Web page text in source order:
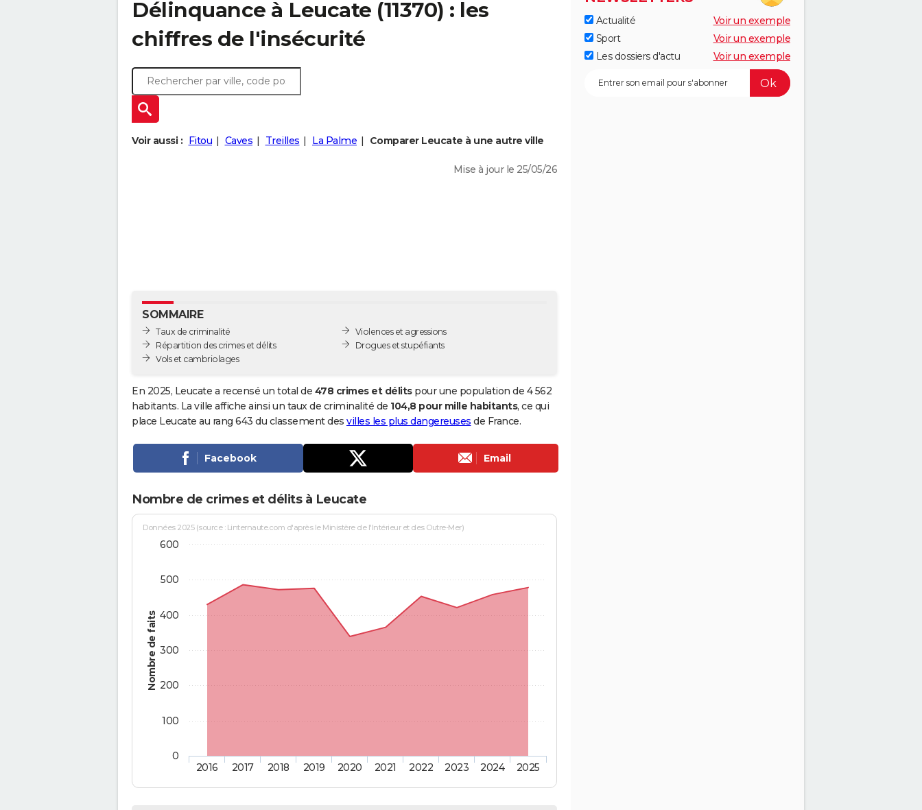
Délinquance à Leucate (11370) : les
chiffres de l'insécurité
Voir aussi : Fitou Caves Treilles La Palme Comparer Leucate à une autre ville
Mise à jour le 25/05/26
SOMMAIRE
Taux de criminalité
Répartition des crimes et délits
Vols et cambriolages
Violences et agressions
Drogues et stupéfiants
En 2025, Leucate a recensé un total de 478 crimes et délitspour une population de 4 562
habitants. La ville affiche ainsi un taux de criminalité de 104,8 pour mille habitants, ce qui
place Leucate au rang 643 du classement des villes les plus dangereuses de France.
Facebook Email
Nombre de crimes et délits à Leucate
Nombre de faits
Données 2025 (source : Linternaute.com d'après le Ministère de l'Intérieur et des Outre-Mer)
2016 2017 2018 2019 2020 2021 2022 2023 2024 2025
0
100
200
300
400
500
600
Actualité
Voir un exemple
Sport
Voir un exemple
Les dossiers d'actu
Voir un exemple